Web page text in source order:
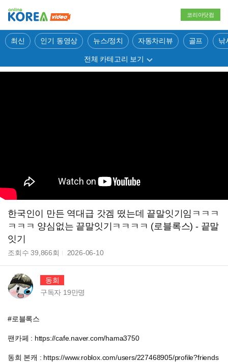
코리아닷컴
최신 인기 동영상 뉴스/정치 자동차리뷰 골프 낚
전체 카테고리 보기
한국인이 만든 역대급 갓겜 떴는데 끝말잇기임ㅋㅋㅋ
ㅋㅋㅋ 양심없는 끝말잇기ㅋㅋㅋㅋ (로블록스) - 끝말
잇기
조회수39,866회 2026-06-10
동희
구독자 19만명
#로블록스
팬카페 : https://cafe.naver.com/hama3750
동희 본캐 : https://www.roblox.com/users/227468905/profile?friends